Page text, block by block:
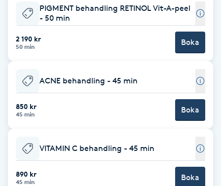
Coachning
Color correction
Cryoterapi
D
Damklippning
Dermapen
PIGMENT behandling RETINOL Vit-A-peel
- 50 min
2 190 kr
50 min Boka
ACNE behandling - 45 min
850 kr
45 min Boka
VITAMIN C behandling - 45 min
890 kr
45 min Boka